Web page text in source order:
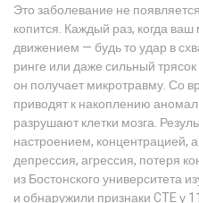
Это заболевание не
копится. Каждый раз, когда ваш
движением — будь то удар в
ринге или даже сильный
он получает микротравму. Со
приводят к накоплению
разрушают клетки мозга.
настроением, концентрацией,
депрессия, агрессия, потеря
из Бостонского университета
и обнаружили признаки CTE у